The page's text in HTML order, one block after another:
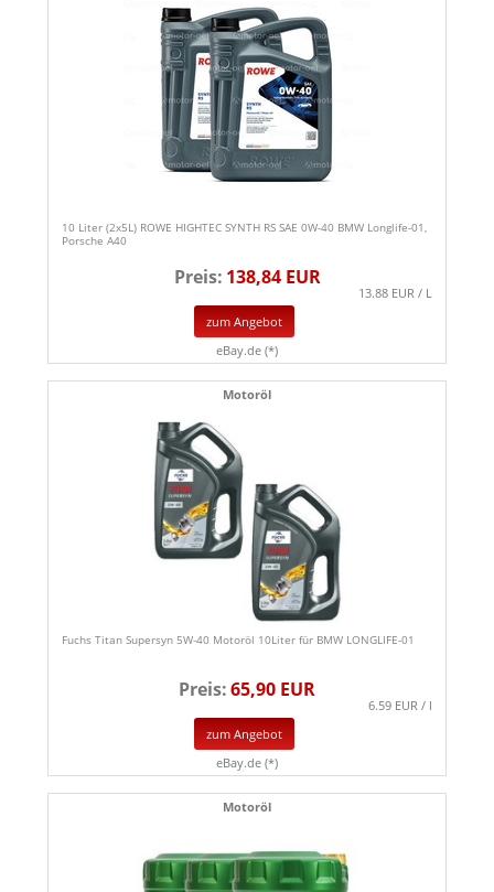
10 Liter (2x5L) ROWE HIGHTEC SYNTH RS SAE 0W-40 BMW Longlife-01,
Porsche A40
Preis: 138,84 EUR
13.88 EUR / L
zum Angebot
eBay.de (*)
Motoröl
Fuchs Titan Supersyn 5W-40 Motoröl 10Liter für BMW LONGLIFE-01
Preis:65,90 EUR
6.59 EUR / l
zum Angebot
eBay.de (*)
Motoröl